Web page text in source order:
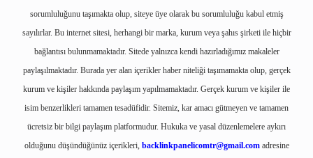
sorumluluğunu taşımakta olup, siteye üye olarak bu sorumluluğu kabul etmiş
sayılırlar. Bu internet sitesi, herhangi bir marka, kurum veya şahıs şirketi ile hiçbir
bağlantısı bulunmamaktadır. Sitede yalnızca kendi hazırladığımız makaleler
paylaşılmaktadır. Burada yer alan içerikler haber niteliği taşımamakta olup, gerçek
kurum ve kişiler hakkında paylaşım yapılmamaktadır. Gerçek kurum ve kişiler ile
isim benzerlikleri tamamen tesadüfidir. Sitemiz, kar amacı gütmeyen ve tamamen
ücretsiz bir bilgi paylaşım platformudur. Hukuka ve yasal düzenlemelere aykırı
olduğunu düşündüğünüz içerikleri, backlinkpanelicomtr@gmail.comadresine